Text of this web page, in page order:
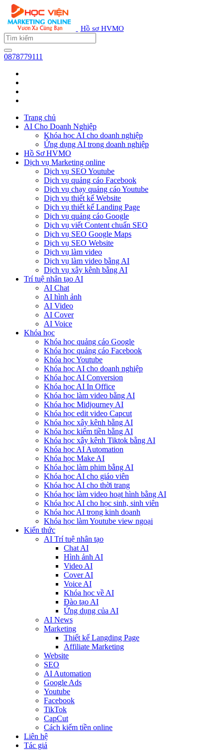
Hồ sơ HVMO
0878779111
Trang chủ
AI Cho Doanh Nghiệp
Khóa học AI cho doanh nghiệp
Ứng dụng AI trong doanh nghiệp
Hồ Sơ HVMO
Dịch vụ Marketing online
Dịch vụ SEO Youtube
Dịch vụ quảng cáo Facebook
Dịch vụ chạy quảng cáo Youtube
Dịch vụ thiết kế Website
Dịch vụ thiết kế Landing Page
Dịch vụ quảng cáo Google
Dịch vụ viết Content chuẩn SEO
Dịch vụ SEO Google Maps
Dịch vụ SEO Website
Dịch vụ làm video
Dịch vụ làm video bằng AI
Dịch vụ xây kênh bằng AI
Trí tuệ nhân tạo AI
AI Chat
AI hình ảnh
AI Video
AI Cover
AI Voice
Khóa học
Khóa học quảng cáo Google
Khóa học quảng cáo Facebook
Khóa học Youtube
Khóa học AI cho doanh nghiệp
Khóa học AI Conversion
Khóa học AI In Office
Khóa học làm video bằng AI
Khóa học Midjourney AI
Khóa học edit video Capcut
Khóa học xây kênh bằng AI
Khóa học kiếm tiền bằng AI
Khóa học xây kênh Tiktok bằng AI
Khóa học AI Automation
Khóa học Make AI
Khóa học làm phim bằng AI
Khóa học AI cho giáo viên
Khóa học AI cho thời trang
Khóa học làm video hoạt hình bằng AI
Khóa học AI cho học sinh, sinh viên
Khóa hoc AI trong kinh doanh
Khóa học làm Youtube view ngoại
Kiến thức
AI Trí tuệ nhân tạo
Chat AI
Hình ảnh AI
Video AI
Cover AI
Voice AI
Khóa học về AI
Đào tạo AI
Ứng dụng của AI
AI News
Marketing
Thiết kế Langding Page
Affiliate Marketing
Website
SEO
AI Automation
Google Ads
Youtube
Facebook
TikTok
CapCut
Cách kiếm tiền online
Liên hệ
Tác giả